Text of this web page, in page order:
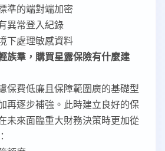
準的端對端加密
異常登入紀錄
下處理敏感資料
族羣，購買星露保險有什麼建
保費低廉且保障範圍廣的基礎型
再逐步補強。此時建立良好的保
未來面臨重大財務決策時更加從